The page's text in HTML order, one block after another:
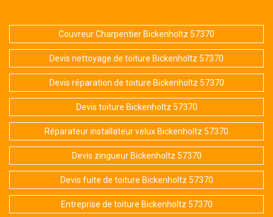
Couvreur Charpentier Bickenholtz 57370
Devis nettoyage de toiture Bickenholtz 57370
Devis réparation de toiture Bickenholtz 57370
Devis toiture Bickenholtz 57370
Réparateur installateur velux Bickenholtz 57370
Devis zingueur Bickenholtz 57370
Devis fuite de toiture Bickenholtz 57370
Entreprise de toiture Bickenholtz 57370